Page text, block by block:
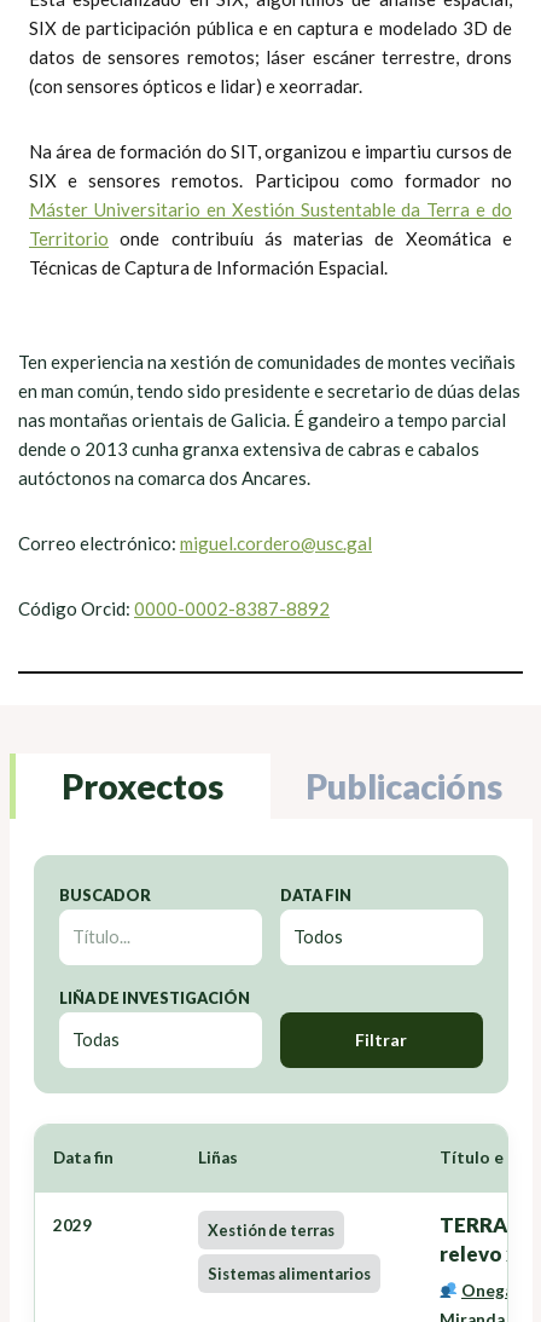
SIX de participación pública e en captura e modelado 3D de
datos de sensores remotos; láser escáner terrestre, drons
(con sensores ópticos e lidar) e xeorradar.
Na área de formación do SIT, organizou e impartiu cursos de
SIX e sensores remotos. Participou como formador no
Máster Universitario en Xestión Sustentable da Terra e do
Territorio onde contribuíu ás materias de Xeomática e
Técnicas de Captura de Información Espacial.
Ten experiencia na xestión de comunidades de montes veciñais
en man común, tendo sido presidente e secretario de dúas delas
nas montañas orientais de Galicia. É gandeiro a tempo parcial
dende o 2013 cunha granxa extensiva de cabras e cabalos
autóctonos na comarca dos Ancares.
Correo electrónico: miguel.cordero@usc.gal
Código Orcid: 0000-0002-8387-8892
Proxectos Publicacións
BUSCADOR DATA FIN
LIÑA DE INVESTIGACIÓN
Filtrar
Data fin Liñas Título e
2029 Xestión de terras
Sistemas alimentarios
relevo
Onega